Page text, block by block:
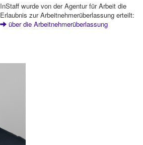
InStaff wurde von der Agentur für Arbeit die
Erlaubnis zur Arbeitnehmerüberlassung erteilt:
über die Arbeitnehmerüberlassung